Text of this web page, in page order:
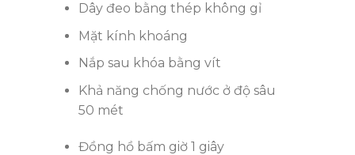
Dây đeo bằng thép không gỉ
Mặt kính khoáng
Nắp sau khóa bằng vít
Khả năng chống nước ở độ sâu
50 mét
Đồng hồ bấm giờ 1 giây